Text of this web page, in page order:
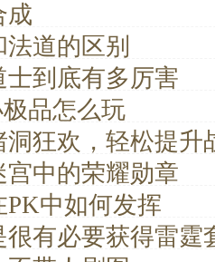
成
道的区别
到底有多厉害
品怎么玩
狂欢，轻松提升
中的荣耀勋章
中如何发挥
有必要获得雷霆